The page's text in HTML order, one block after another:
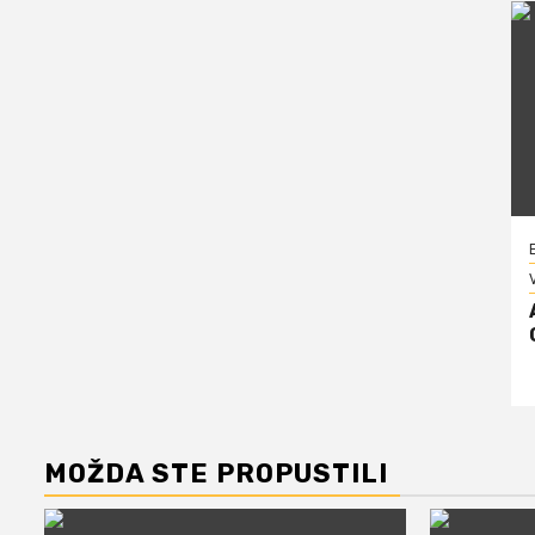
MOŽDA STE PROPUSTILI